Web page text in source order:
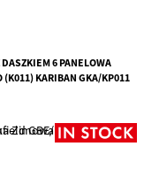
DASZKIEM 6 PANELOWA
(K011) KARIBAN GKA/KP011